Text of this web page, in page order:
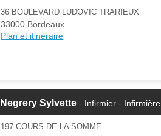
36 BOULEVARD LUDOVIC TRARIEUX
33000 Bordeaux
Plan et itinéraire
Negrery Sylvette - Infirmier - Infirmière
197 COURS DE LA SOMME